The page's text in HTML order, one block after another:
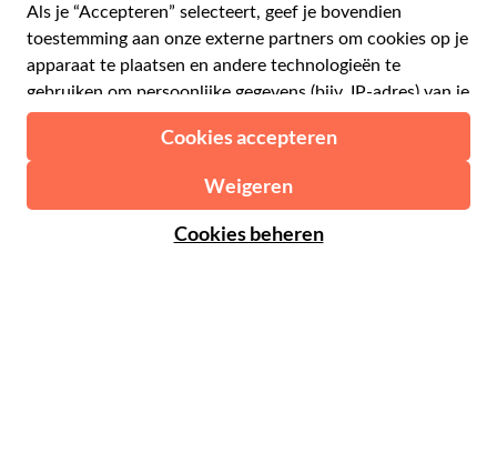
Spaans
Engels
Duits
€ Euro
$ Amerikaanse dollar
£ Britse pond
AU$ Australische dollar
د.إ Verenigde Arabische Emiraten-dirham
Hulp
FAQ
Neem contact op met ons
© 2026 Musement S.p.A.
VAT IT07978000961 - Vergunning